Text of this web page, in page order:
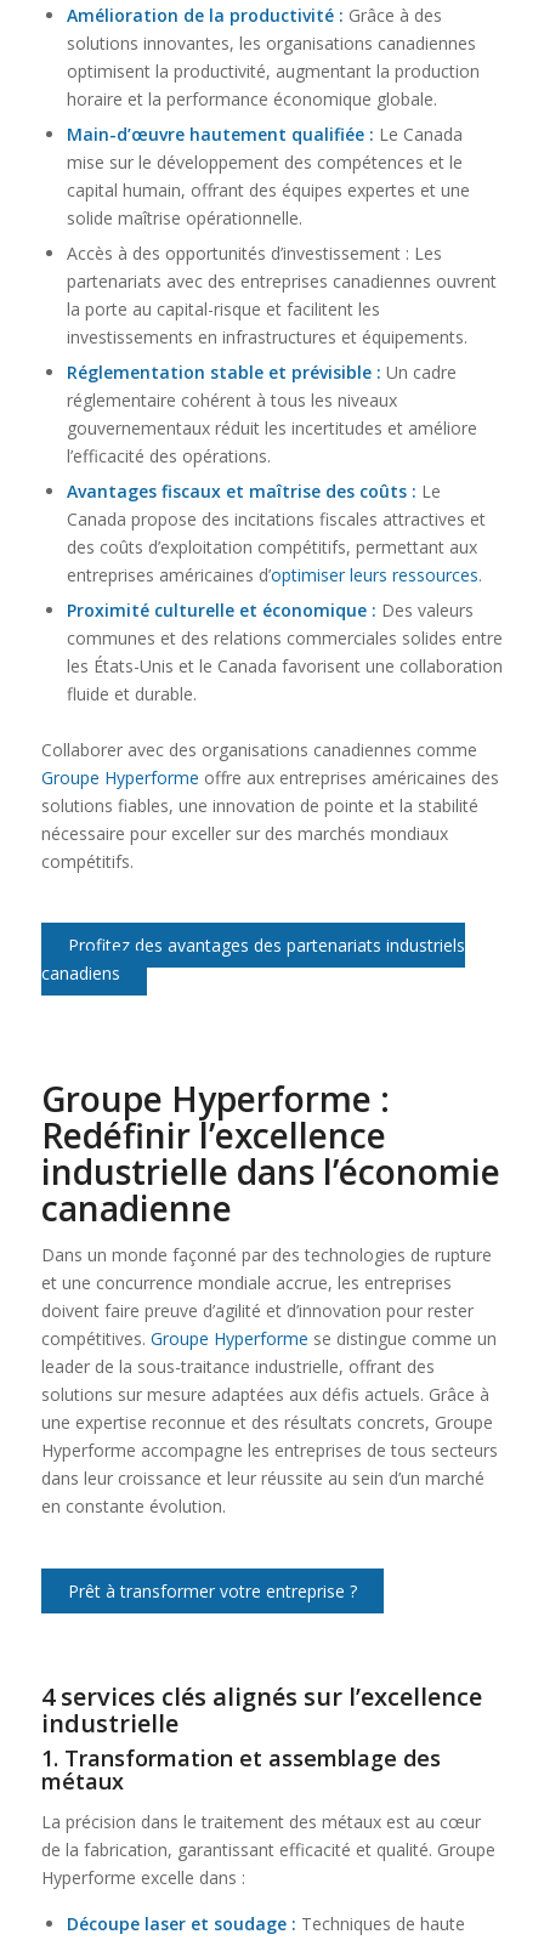
Amélioration de la productivité : Grâce à des
solutions innovantes, les organisations canadiennes
optimisent la productivité, augmentant la production
horaire et la performance économique globale.
Main-d’œuvre hautement qualifiée : Le Canada
mise sur le développement des compétences et le
capital humain, offrant des équipes expertes et une
solide maîtrise opérationnelle.
Accès à des opportunités d’investissement : Les
partenariats avec des entreprises canadiennes ouvrent
la porte au capital-risque et facilitent les
investissements en infrastructures et équipements.
Réglementation stable et prévisible : Un cadre
réglementaire cohérent à tous les niveaux
gouvernementaux réduit les incertitudes et améliore
l’efficacité des opérations.
Avantages fiscaux et maîtrise des coûts : Le
Canada propose des incitations fiscales attractives et
des coûts d’exploitation compétitifs, permettant aux
entreprises américaines d’optimiser leurs ressources.
Proximité culturelle et économique : Des valeurs
communes et des relations commerciales solides entre
les États-Unis et le Canada favorisent une collaboration
fluide et durable.
Collaborer avec des organisations canadiennes comme
Groupe Hyperforme offre aux entreprises américaines des
solutions fiables, une innovation de pointe et la stabilité
nécessaire pour exceller sur des marchés mondiaux
compétitifs.
Profitez des avantages des partenariats industriels
canadiens
Groupe Hyperforme :
Redéfinir l’excellence
industrielle dans l’économie
canadienne
Dans un monde façonné par des technologies de rupture
et une concurrence mondiale accrue, les entreprises
doivent faire preuve d’agilité et d’innovation pour rester
compétitives. Groupe Hyperforme se distingue comme un
leader de la sous-traitance industrielle, offrant des
solutions sur mesure adaptées aux défis actuels. Grâce à
une expertise reconnue et des résultats concrets, Groupe
Hyperforme accompagne les entreprises de tous secteurs
dans leur croissance et leur réussite au sein d’un marché
en constante évolution.
Prêt à transformer votre entreprise ?
4 services clés alignés sur l’excellence
industrielle
1. Transformation et assemblage des
métaux
La précision dans le traitement des métaux est au cœur
de la fabrication, garantissant efficacité et qualité. Groupe
Hyperforme excelle dans :
Découpe laser et soudage: Techniques de haute